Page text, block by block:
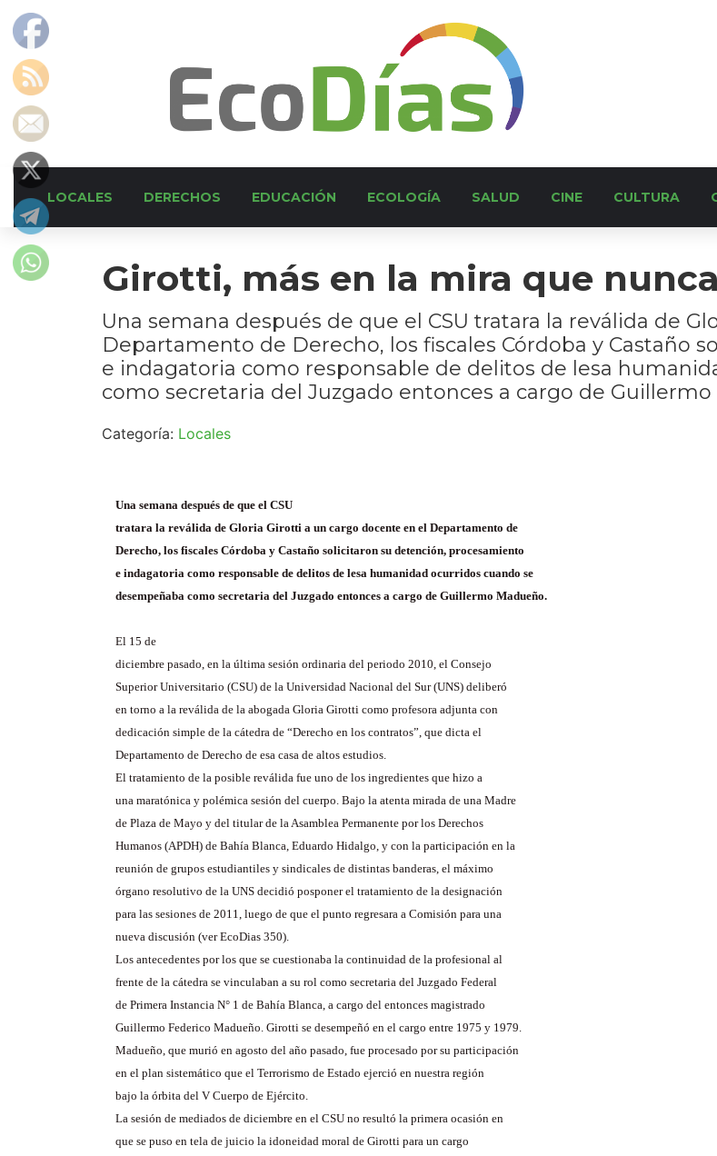
LOCALES DERECHOS EDUCACIÓN ECOLOGÍA SALUD CINE CULTURA
Girotti, más en la mira que nunca
Una semana después de que el CSU tratara la reválida de
Departamento de Derecho, los fiscales Córdoba y Castaño
e indagatoria como responsable de delitos de lesa
como secretaria del Juzgado entonces a cargo de Guillermo
Categoría: Locales
Una semana después de que el CSU
tratara la reválida de Gloria Girotti a un cargo docente en el Departamento de
Derecho, los fiscales Córdoba y Castaño solicitaron su detención, procesamiento
e indagatoria como responsable de delitos de lesa humanidad ocurridos cuando se
desempeñaba como secretaria del Juzgado entonces a cargo de Guillermo Madueño.
El 15 de
diciembre pasado, en la última sesión ordinaria del periodo 2010, el Consejo
Superior Universitario (CSU) de la Universidad Nacional del Sur (UNS) deliberó
en torno a la reválida de la abogada Gloria Girotti como profesora adjunta con
dedicación simple de la cátedra de “Derecho en los contratos”, que dicta el
Departamento de Derecho de esa casa de altos estudios.
El tratamiento de la posible reválida fue uno de los ingredientes que hizo a
una maratónica y polémica sesión del cuerpo. Bajo la atenta mirada de una Madre
de Plaza de Mayo y del titular de la Asamblea Permanente por los Derechos
Humanos (APDH) de Bahía Blanca, Eduardo Hidalgo, y con la participación en la
reunión de grupos estudiantiles y sindicales de distintas banderas, el máximo
órgano resolutivo de la UNS decidió posponer el tratamiento de la designación
para las sesiones de 2011, luego de que el punto regresara a Comisión para una
nueva discusión (ver EcoDias 350).
Los antecedentes por los que se cuestionaba la continuidad de la profesional al
frente de la cátedra se vinculaban a su rol como secretaria del Juzgado Federal
de Primera Instancia N° 1 de Bahía Blanca, a cargo del entonces magistrado
Guillermo Federico Madueño. Girotti se desempeñó en el cargo entre 1975 y 1979.
Madueño, que murió en agosto del año pasado, fue procesado por su participación
en el plan sistemático que el Terrorismo de Estado ejerció en nuestra región
bajo la órbita del V Cuerpo de Ejército.
La sesión de mediados de diciembre en el CSU no resultó la primera ocasión en
que se puso en tela de juicio la idoneidad moral de Girotti para un cargo